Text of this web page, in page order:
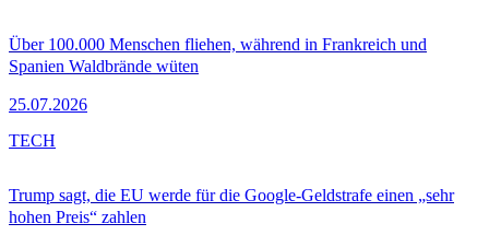
Über 100.000 Menschen fliehen, während in Frankreich und
Spanien Waldbrände wüten
25.07.2026
Trump sagt, die EU werde für die Google-Geldstrafe einen „sehr
hohen Preis“ zahlen
TECH